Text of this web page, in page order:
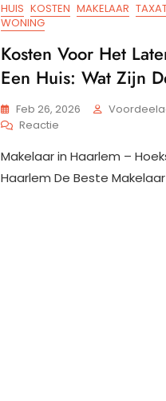
HUIS KOSTEN MAKELAAR
WONING
Kosten Voor Het
Een Huis: Wat Zijn
Feb 26, 2026
Reactie
Voor
Het
Makelaar in Haarlem –
Haarlem De Beste